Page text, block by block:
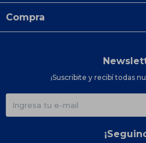
Compra
¡Suscribite y recibí todas